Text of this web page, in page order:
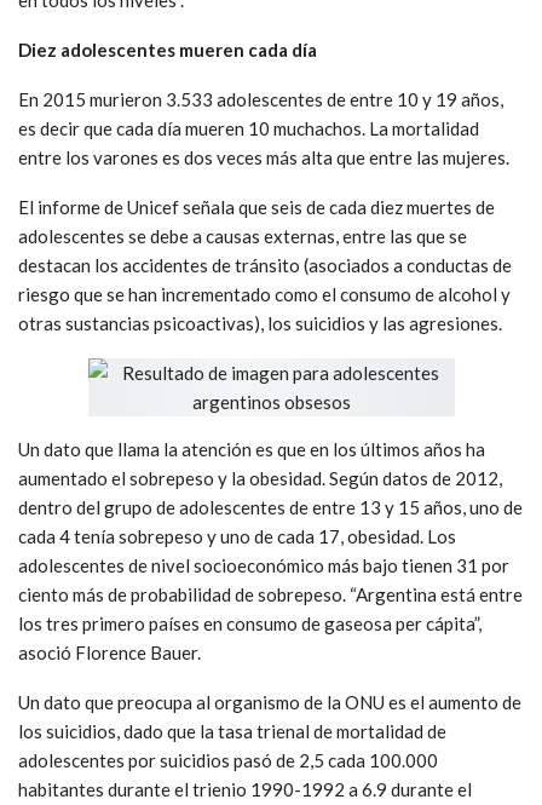
Diez adolescentes mueren cada día
En 2015 murieron 3.533 adolescentes de entre 10 y 19 años,
es decir que cada día mueren 10 muchachos. La mortalidad
entre los varones es dos veces más alta que entre las mujeres.
El informe de Unicef señala que seis de cada diez muertes de
adolescentes se debe a causas externas, entre las que se
destacan los accidentes de tránsito (asociados a conductas de
riesgo que se han incrementado como el consumo de alcohol y
otras sustancias psicoactivas), los suicidios y las agresiones.
Un dato que llama la atención es que en los últimos años ha
aumentado el sobrepeso y la obesidad. Según datos de 2012,
dentro del grupo de adolescentes de entre 13 y 15 años, uno de
cada 4 tenía sobrepeso y uno de cada 17, obesidad. Los
adolescentes de nivel socioeconómico más bajo tienen 31 por
ciento más de probabilidad de sobrepeso. “Argentina está entre
los tres primero países en consumo de gaseosa per cápita”,
asoció Florence Bauer.
Un dato que preocupa al organismo de la ONU es el aumento de
los suicidios, dado que la tasa trienal de mortalidad de
adolescentes por suicidios pasó de 2,5 cada 100.000
habitantes durante el trienio 1990-1992 a 6.9 durante el